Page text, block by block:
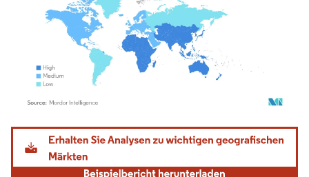
Bild © Mordor Intelligence. Wiederverwendung erfordert Namensnennung gemäß